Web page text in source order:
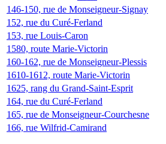
146-150, rue de Monseigneur-Signay
152, rue du Curé-Ferland
153, rue Louis-Caron
1580, route Marie-Victorin
160-162, rue de Monseigneur-Plessis
1610-1612, route Marie-Victorin
1625, rang du Grand-Saint-Esprit
164, rue du Curé-Ferland
165, rue de Monseigneur-Courchesne
166, rue Wilfrid-Camirand